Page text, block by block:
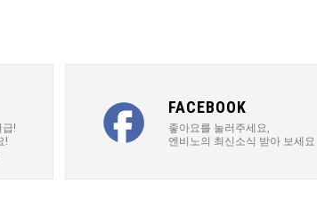
!
!
FACEBOOK
좋아요를 눌러주세요,
엔비노의 최신소식 받아 보세요